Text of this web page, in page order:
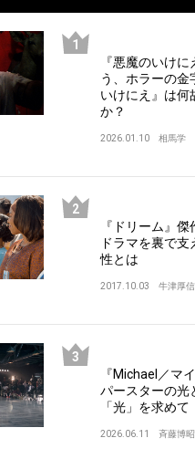
『悪魔のいけ
う、ホラーの金
いけにえ』は何
か？
2026.01.10 相馬学
『ドリーム』
ドラマを裏で
性とは
2017.10.03 牛津厚信
『Michael／マ
パースターの光
「光」を求めて
2026.06.11 斉藤博昭